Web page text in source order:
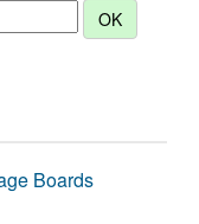
Boards